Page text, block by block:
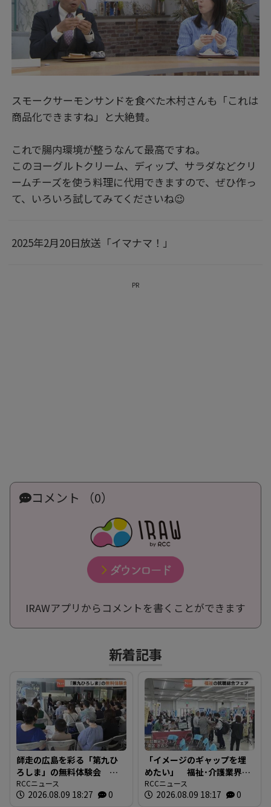
スモークサーモンサンドを食べた木村さんも「これは
商品化できますね」と大絶賛。
これで腸内環境が整うなんて最高ですね。
このヨーグルトクリーム、ディップ、サラダなどクリ
ームチーズを使う料理に代用できますので、ぜひ作っ
て、いろいろ試してみてくださいね😉
2025年2月20日放送「イマナマ！」
PR
コメント （0）
IRAWアプリからコメントを書くことができます
新着記事
師走の広島を彩る「第九ひ
ろしま」の無料体験会 指
揮者に沼尻竜典さん迎え
今年は12月20日に開催
RCCニュース
2026.08.09 18:27 0
「イメージのギャップを埋
めたい」 福祉･介護業界と
求職者つなぐ 福祉の就職
総合フェア 広島
RCCニュース
2026.08.09 18:17 0